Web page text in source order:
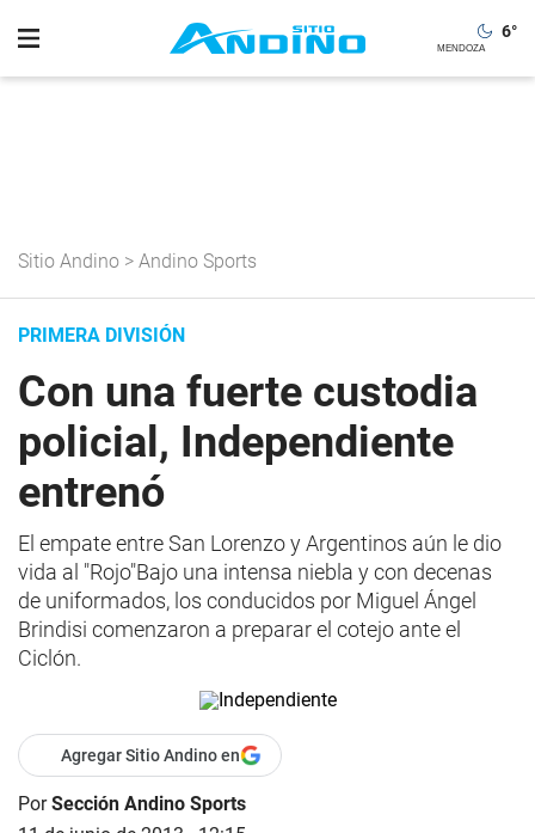
6°
Sitio Andino > Andino Sports
PRIMERA DIVISIÓN
Con una fuerte custodia
policial, Independiente
entrenó
El empate entre San Lorenzo y Argentinos aún le dio
vida al "Rojo"Bajo una intensa niebla y con decenas
de uniformados, los conducidos por Miguel Ángel
Brindisi comenzaron a preparar el cotejo ante el
Ciclón.
Agregar Sitio Andino en
PorSección Andino Sports